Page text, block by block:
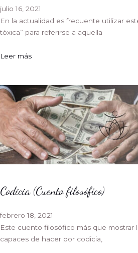
julio 16, 2021
En la actualidad es frecuente utilizar
tóxica” para referirse a aquella
Leer más
Codicia (Cuento filosófico)
febrero 18, 2021
Este cuento filosófico más que mostrar
capaces de hacer por codicia,